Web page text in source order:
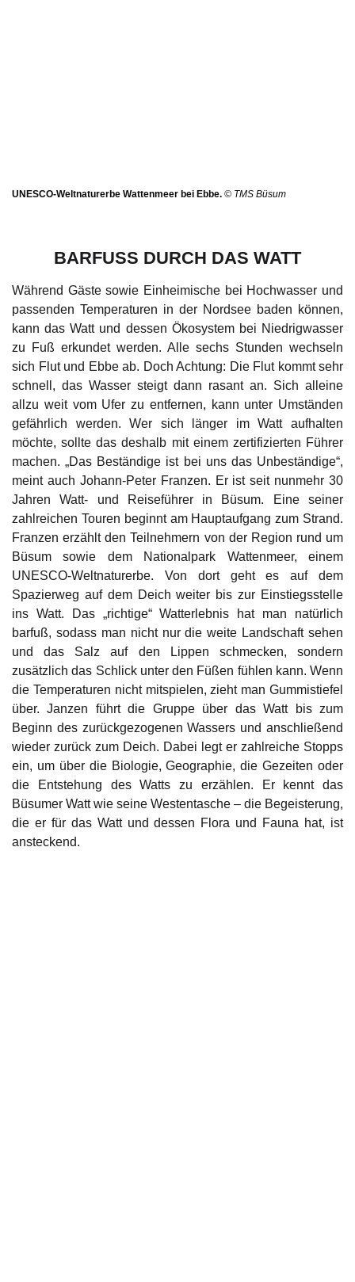
UNESCO-Weltnaturerbe Wattenmeer bei Ebbe. © TMS Büsum
BARFUSS DURCH DAS WATT
Während Gäste sowie Einheimische bei Hochwasser und
passenden Temperaturen in der Nordsee baden können,
kann das Watt und dessen Ökosystem bei Niedrigwasser
zu Fuß erkundet werden. Alle sechs Stunden wechseln
sich Flut und Ebbe ab. Doch Achtung: Die Flut kommt sehr
schnell, das Wasser steigt dann rasant an. Sich alleine
allzu weit vom Ufer zu entfernen, kann unter Umständen
gefährlich werden. Wer sich länger im Watt aufhalten
möchte, sollte das deshalb mit einem zertifizierten Führer
machen. „Das Beständige ist bei uns das Unbeständige“,
meint auch Johann-Peter Franzen. Er ist seit nunmehr 30
Jahren Watt- und Reiseführer in Büsum. Eine seiner
zahlreichen Touren beginnt am Hauptaufgang zum Strand.
Franzen erzählt den Teilnehmern von der Region rund um
Büsum sowie dem Nationalpark Wattenmeer, einem
UNESCO-Weltnaturerbe. Von dort geht es auf dem
Spazierweg auf dem Deich weiter bis zur Einstiegsstelle
ins Watt. Das „richtige“ Watterlebnis hat man natürlich
barfuß, sodass man nicht nur die weite Landschaft sehen
und das Salz auf den Lippen schmecken, sondern
zusätzlich das Schlick unter den Füßen fühlen kann. Wenn
die Temperaturen nicht mitspielen, zieht man Gummistiefel
über. Janzen führt die Gruppe über das Watt bis zum
Beginn des zurückgezogenen Wassers und anschließend
wieder zurück zum Deich. Dabei legt er zahlreiche Stopps
ein, um über die Biologie, Geographie, die Gezeiten oder
die Entstehung des Watts zu erzählen. Er kennt das
Büsumer Watt wie seine Westentasche – die Begeisterung,
die er für das Watt und dessen Flora und Fauna hat, ist
ansteckend.